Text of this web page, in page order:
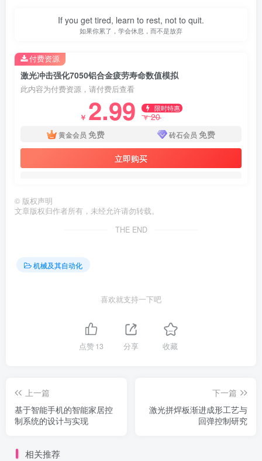
If you get tired, learn to rest, not to quit.
如果你累了，学会休息，而不是放弃
激光冲击强化7050铝合金疲劳寿命数值模拟
此内容为付费资源，请付费后查看
￥ 2.99 限时特惠
￥20
黄金会员 免费 砖石会员 免费
立即购买
付费资源
© 版权声明
文章版权归作者所有，未经允许请勿转载。
THE END
机械及其自动化
喜欢就支持一下吧
点赞13 分享 收藏
上一篇
基于智能手机的智能家居控
制系统的设计与实现
下一篇
激光拼焊板渐进成形工艺与
回弹控制研究
相关推荐